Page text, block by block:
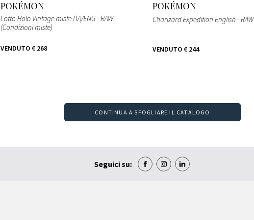
POKÉMON
Lotto Holo Vintage miste ITA/ENG - RAW
(Condizioni miste)
VENDUTO € 268
POKÉMON
Charizard Expedition English - RAW
VENDUTO € 244
CONTINUA A SFOGLIARE IL CATALOGO
Seguici su: